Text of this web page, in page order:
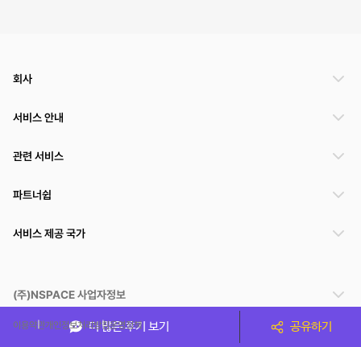
더 많은 후기 보기 공유하기
회사
서비스 안내
관련 서비스
파트너쉽
서비스 제공 국가
(주)NSPACE 사업자정보
이용약관개인정보처리방침운영정책
스페이스클라우드는 통신판매중개자이며 통신판매의 당사자가 아닙니다. 따라서 스페이스클